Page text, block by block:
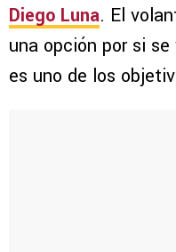
Diego Luna. El
una opción por si se
es uno de los